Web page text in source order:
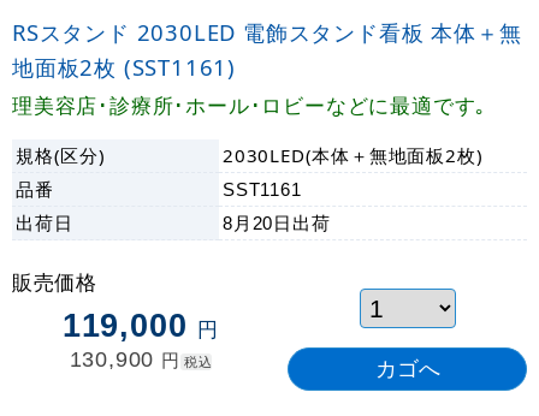
RSスタンド 2030LED 電飾スタンド看板 本体＋無
地面板2枚 (SST1161)
理美容店･診療所･ホール･ロビーなどに最適です｡
規格(区分)
2030LED(本体＋無地面板2枚)
品番
SST1161
出荷日 8月20日 出荷
販売価格
119,000 円
130,900 円 税込